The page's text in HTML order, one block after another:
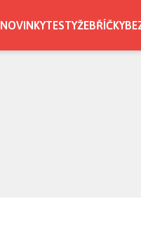
NOVINKYTESTYŽEBŘÍČKY